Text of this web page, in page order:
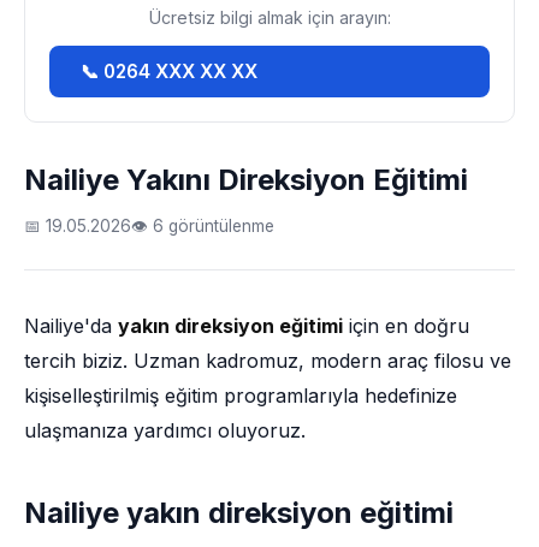
Nailiye Yakını Direksiyon Eğitimi
📅 19.05.2026👁 6 görüntülenme
Nailiye'da yakın direksiyon eğitimi için en doğru
tercih biziz. Uzman kadromuz, modern araç filosu ve
kişiselleştirilmiş eğitim programlarıyla hedefinize
ulaşmanıza yardımcı oluyoruz.
Nailiye yakın direksiyon eğitimi
Ücretsiz bilgi almak için arayın:
📞 0264 XXX XX XX